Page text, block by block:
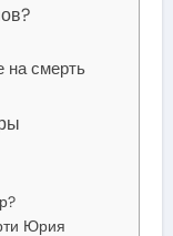
на смерть
Юрия